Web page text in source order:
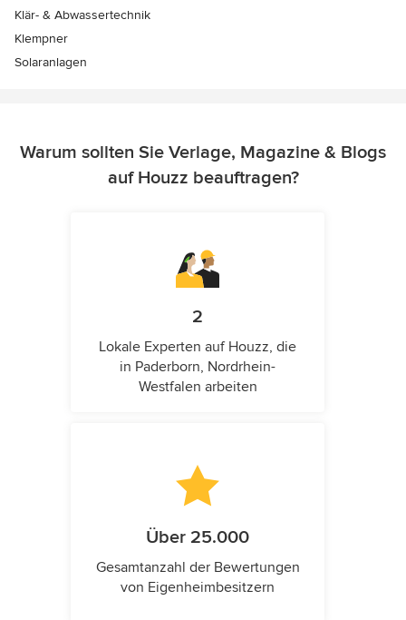
Klär- & Abwassertechnik
Klempner
Solaranlagen
Warum sollten Sie Verlage, Magazine & Blogs
auf Houzz beauftragen?
2
Lokale Experten auf Houzz, die
in Paderborn, Nordrhein-
Westfalen arbeiten
Über 25.000
Gesamtanzahl der Bewertungen
von Eigenheimbesitzern